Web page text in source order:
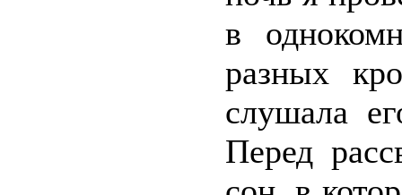
в
разных
слушала
Перед